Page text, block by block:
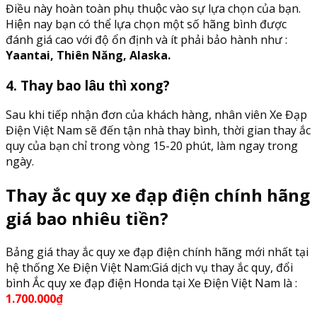
Điều này hoàn toàn phụ thuộc vào sự lựa chọn của bạn.
Hiện nay bạn có thể lựa chọn một số hãng bình được
đánh giá cao với độ ổn định và ít phải bảo hành như :
Yaantai, Thiên Năng, Alaska.
4. Thay bao lâu thì xong?
Sau khi tiếp nhận đơn của khách hàng, nhân viên Xe Đạp
Điện Việt Nam sẽ đến tận nhà thay bình, thời gian thay ắc
quy của bạn chỉ trong vòng 15-20 phút, làm ngay trong
ngày.
Thay ắc quy xe đạp điện chính hãng
giá bao nhiêu tiền?
Bảng giá thay ắc quy xe đạp điện chính hãng mới nhất tại
hệ thống Xe Điện Việt Nam:Giá dịch vụ thay ắc quy, đổi
bình Ắc quy xe đạp điện Honda tại Xe Điện Việt Nam là :
1.700.000₫